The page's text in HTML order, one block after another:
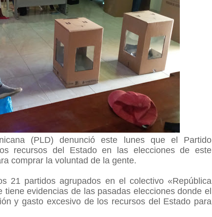
(PLD) denunció este lunes que el Partido
recursos del Estado en las elecciones de este
comprar la voluntad de la gente.
21 partidos agrupados en el colectivo «República
evidencias de las pasadas elecciones donde el
y gasto excesivo de los recursos del Estado para